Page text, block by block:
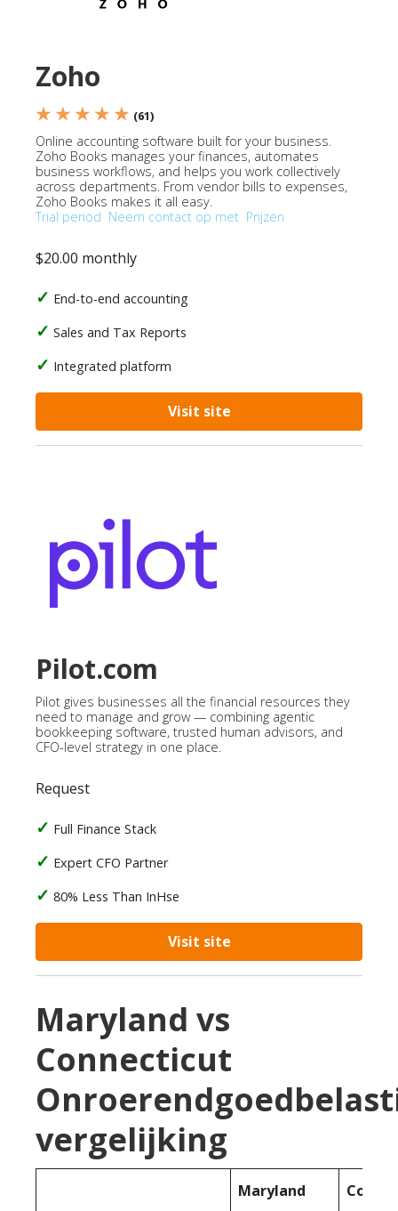
Zoho
★ ★ ★ ★ ★ (61)
Online accounting software built for your business.
Zoho Books manages your finances, automates
business workflows, and helps you work collectively
across departments. From vendor bills to expenses,
Zoho Books makes it all easy.
Trial period Neem contact op met Prijzen
$20.00 monthly
End-to-end accounting
Sales and Tax Reports
Integrated platform
Visit site
Pilot.com
Pilot gives businesses all the financial resources they
need to manage and grow — combining agentic
bookkeeping software, trusted human advisors, and
CFO-level strategy in one place.
Request
Full Finance Stack
Expert CFO Partner
80% Less Than InHse
Visit site
Maryland vs
Connecticut
vergelijking
Maryland